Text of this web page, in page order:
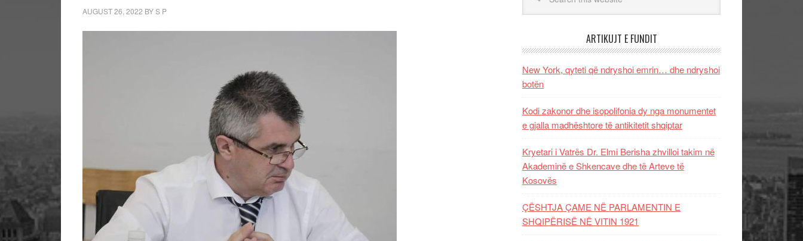
AUGUST 26, 2022 BYS P
ARTIKUJT E FUNDIT
New York, qyteti që ndryshoi emrin… dhe ndryshoi
botën
Kodi zakonor dhe isopolifonia dy nga monumentet
e gjalla madhështore të antikitetit shqiptar
Kryetari i Vatrës Dr. Elmi Berisha zhvilloi takim në
Akademinë e Shkencave dhe të Arteve të
Kosovës
ÇËSHTJA ÇAME NË PARLAMENTIN E
SHQIPËRISË NË VITIN 1921